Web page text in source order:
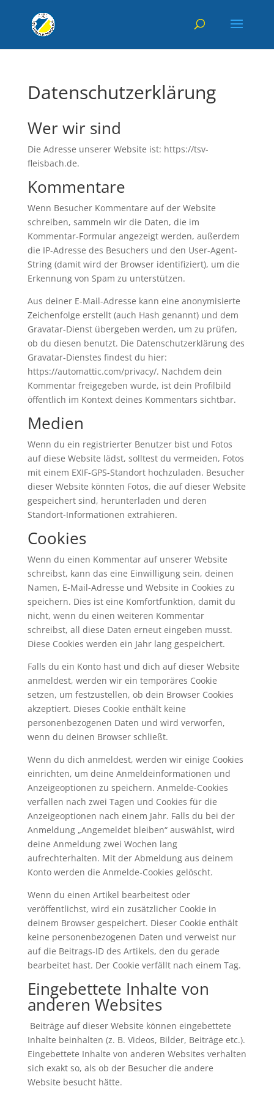
Datenschutzerklärung
Wer wir sind
Die Adresse unserer Website ist: https://tsv-
fleisbach.de.
Kommentare
Wenn Besucher Kommentare auf der Website
schreiben, sammeln wir die Daten, die im
Kommentar-Formular angezeigt werden, außerdem
die IP-Adresse des Besuchers und den User-Agent-
String (damit wird der Browser identifiziert), um die
Erkennung von Spam zu unterstützen.
Aus deiner E-Mail-Adresse kann eine anonymisierte
Zeichenfolge erstellt (auch Hash genannt) und dem
Gravatar-Dienst übergeben werden, um zu prüfen,
ob du diesen benutzt. Die Datenschutzerklärung des
Gravatar-Dienstes findest du hier:
https://automattic.com/privacy/. Nachdem dein
Kommentar freigegeben wurde, ist dein Profilbild
öffentlich im Kontext deines Kommentars sichtbar.
Medien
Wenn du ein registrierter Benutzer bist und Fotos
auf diese Website lädst, solltest du vermeiden, Fotos
mit einem EXIF-GPS-Standort hochzuladen. Besucher
dieser Website könnten Fotos, die auf dieser Website
gespeichert sind, herunterladen und deren
Standort-Informationen extrahieren.
Cookies
Wenn du einen Kommentar auf unserer Website
schreibst, kann das eine Einwilligung sein, deinen
Namen, E-Mail-Adresse und Website in Cookies zu
speichern. Dies ist eine Komfortfunktion, damit du
nicht, wenn du einen weiteren Kommentar
schreibst, all diese Daten erneut eingeben musst.
Diese Cookies werden ein Jahr lang gespeichert.
Falls du ein Konto hast und dich auf dieser Website
anmeldest, werden wir ein temporäres Cookie
setzen, um festzustellen, ob dein Browser Cookies
akzeptiert. Dieses Cookie enthält keine
personenbezogenen Daten und wird verworfen,
wenn du deinen Browser schließt.
Wenn du dich anmeldest, werden wir einige Cookies
einrichten, um deine Anmeldeinformationen und
Anzeigeoptionen zu speichern. Anmelde-Cookies
verfallen nach zwei Tagen und Cookies für die
Anzeigeoptionen nach einem Jahr. Falls du bei der
Anmeldung „Angemeldet bleiben“ auswählst, wird
deine Anmeldung zwei Wochen lang
aufrechterhalten. Mit der Abmeldung aus deinem
Konto werden die Anmelde-Cookies gelöscht.
Wenn du einen Artikel bearbeitest oder
veröffentlichst, wird ein zusätzlicher Cookie in
deinem Browser gespeichert. Dieser Cookie enthält
keine personenbezogenen Daten und verweist nur
auf die Beitrags-ID des Artikels, den du gerade
bearbeitet hast. Der Cookie verfällt nach einem Tag.
Eingebettete Inhalte von
anderen Websites
Beiträge auf dieser Website können eingebettete
Inhalte beinhalten (z. B. Videos, Bilder, Beiträge etc.).
Eingebettete Inhalte von anderen Websites verhalten
sich exakt so, als ob der Besucher die andere
Website besucht hätte.